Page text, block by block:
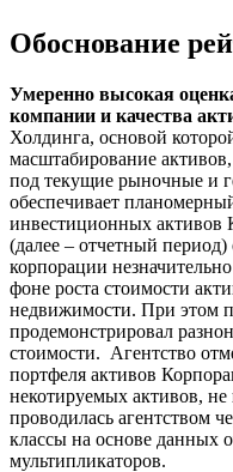
Обоснование
Умеренно высокая
компании и качества
Холдинга, основой
масштабирование
под текущие рыночные и
обеспечивает
инвестиционных активов
(далее – отчетный период)
корпорации
фоне роста стоимости
недвижимости. При этом
продемонстрировал
стоимости. Агентство
портфеля активов
некотируемых активов,
проводилась агентством
классы на основе данных
мультипликаторов.